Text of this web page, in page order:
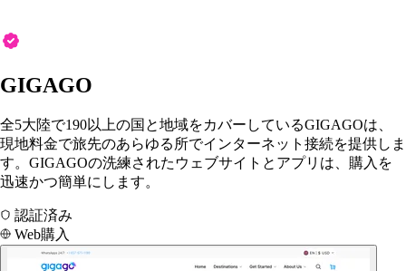
GIGAGO
全5大陸で190以上の国と地域をカバーしているGIGAGOは、
現地料金で旅先のあらゆる所でインターネット接続を提供しま
す。GIGAGOの洗練されたウェブサイトとアプリは、購入を
迅速かつ簡単にします。
認証済み
Web購入